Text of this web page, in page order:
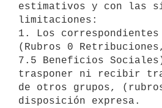
estimativos y con las
limitaciones:
1. Los correspondientes
(Rubros 0
7.5 Beneficios
trasponer ni recibir
de otros grupos,
disposición expresa.